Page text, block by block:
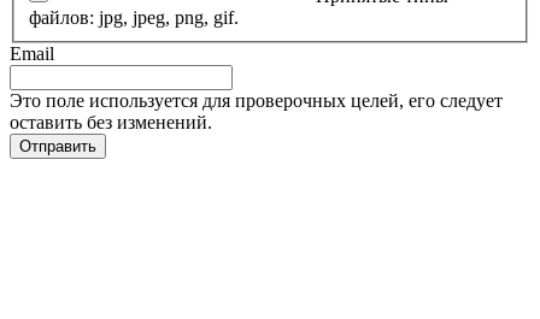
файлов: jpg, jpeg, png, gif.
Email
Это поле используется для проверочных целей, его следует
оставить без изменений.